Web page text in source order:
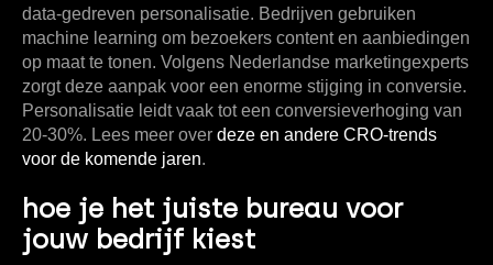
data-gedreven personalisatie. Bedrijven gebruiken
machine learning om bezoekers content en aanbiedingen
op maat te tonen. Volgens Nederlandse marketingexperts
zorgt deze aanpak voor een enorme stijging in conversie.
Personalisatie leidt vaak tot een conversieverhoging van
20-30%. Lees meer over deze en andere CRO-trends
voor de komende jaren.
hoe je het juiste bureau voor
jouw bedrijf kiest